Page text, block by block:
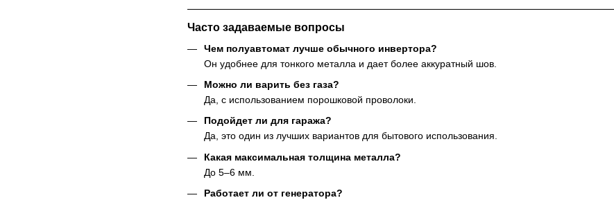
Часто задаваемые вопросы
Чем полуавтомат лучше обычного инвертора?
Он удобнее для тонкого металла и дает более аккуратный шов.
Можно ли варить без газа?
Да, с использованием порошковой проволоки.
Подойдет ли для гаража?
Да, это один из лучших вариантов для бытового использования.
Какая максимальная толщина металла?
До 5–6 мм.
Работает ли от генератора?